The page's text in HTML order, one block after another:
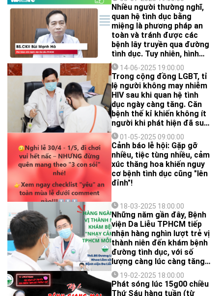
Nhiều người thường nghĩ,
quan hệ tình dục bằng
miệng là phương pháp an
toàn và tránh được các
bệnh lây truyền qua đường
tình dục. Tuy nhiên, hình
thức quan hệ này lại tiềm
ẩn nhiều nguy cơ mắc bệnh
đáng kể, BS.CKII Bùi Mạnh
Hà - Phó Giám đốc Bệnh
viện Da Liễu TP.HCM sẽ giải
đáp cho bạn ngay sau đây,
cùng xem nha!
14-06-2025 19:00:00
Trong cộng đồng LGBT, tỉ
lệ người không may nhiễm
HIV sau khi quan hệ tình
dục ngày càng tăng. Căn
bệnh thế kỉ khiến không ít
người khi phát hiện đã suy
sụp, thậm chí đánh mất
chính mình và vô tình trở
thành nguồn lây cho xã hội
nếu không được can thiệp
y tế cùng tâm lý sớm.
01-05-2025 09:00:00
Cảnh báo lễ hội: Gặp gỡ
nhiều, tiệc tùng nhiều, cảm
xúc thăng hoa khiến nguy
cơ bệnh tình dục cũng "lên
đỉnh"!
18-03-2025 18:00:00
Những năm gần đây, Bệnh
viện Da Liễu TPHCM tiếp
nhận hàng nghìn lượt trẻ vị
thành niên đến khám bệnh
đường tình dục, với số
lượng càng lúc càng tăng
cao.19-02-2025 18:00:00
Phát sóng lúc 15g00 chiều
Thứ Sáu hàng tuần (từ